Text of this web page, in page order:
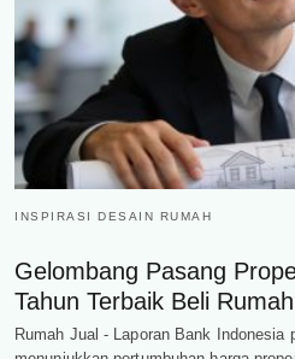
INSPIRASI DESAIN RUMAH
Gelombang Pasang
Tahun Terbaik Beli
Rumah Jual - Laporan Bank Indonesia